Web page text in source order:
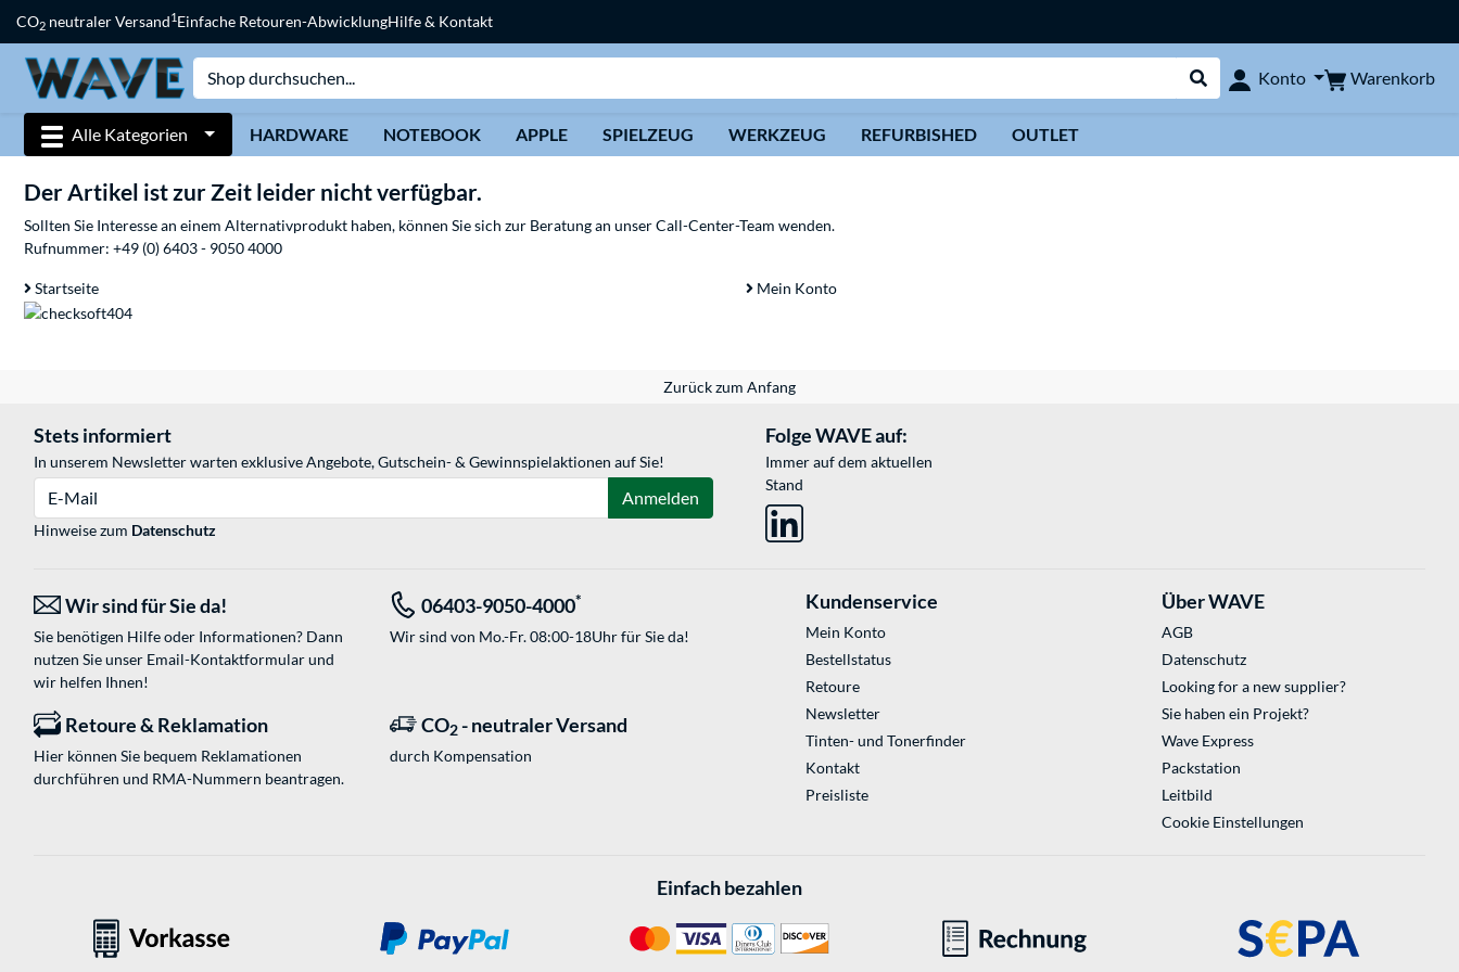
CO2 neutraler Versand1Einfache Retouren-AbwicklungHilfe & Kontakt
Suche durchführen
Konto Warenkorb
Alle Kategorien HARDWARE NOTEBOOK APPLE SPIELZEUG WERKZEUG REFURBISHED OUTLET
Der Artikel ist zur Zeit leider nicht verfügbar.
Sollten Sie Interesse an einem Alternativprodukt haben, können Sie sich zur Beratung an unser Call-Center-Team wenden.
Rufnummer: +49 (0) 6403 - 9050 4000
Startseite Mein Konto
Zurück zum Anfang
Stets informiert
In unserem Newsletter warten exklusive Angebote, Gutschein- & Gewinnspielaktionen auf Sie!
Anmelden
Hinweise zum Datenschutz
Folge WAVE auf:
Immer auf dem aktuellen
Stand
Wir sind für Sie da!
Sie benötigen Hilfe oder Informationen? Dann
nutzen Sie unser Email-Kontaktformularund
wir helfen Ihnen!
06403-9050-4000*
Wir sind von Mo.-Fr. 08:00-18Uhr für Sie da!
Retoure & Reklamation
Hier können Sie bequem Reklamationen
durchführen und RMA-Nummern beantragen.
CO2 - neutraler Versand
durch Kompensation
Kundenservice
Mein Konto
Bestellstatus
Retoure
Newsletter
Tinten- und Tonerfinder
Kontakt
Preisliste
Über WAVE
AGB
Datenschutz
Looking for a new supplier?
Sie haben ein Projekt?
Wave Express
Packstation
Leitbild
Cookie Einstellungen
Einfach bezahlen